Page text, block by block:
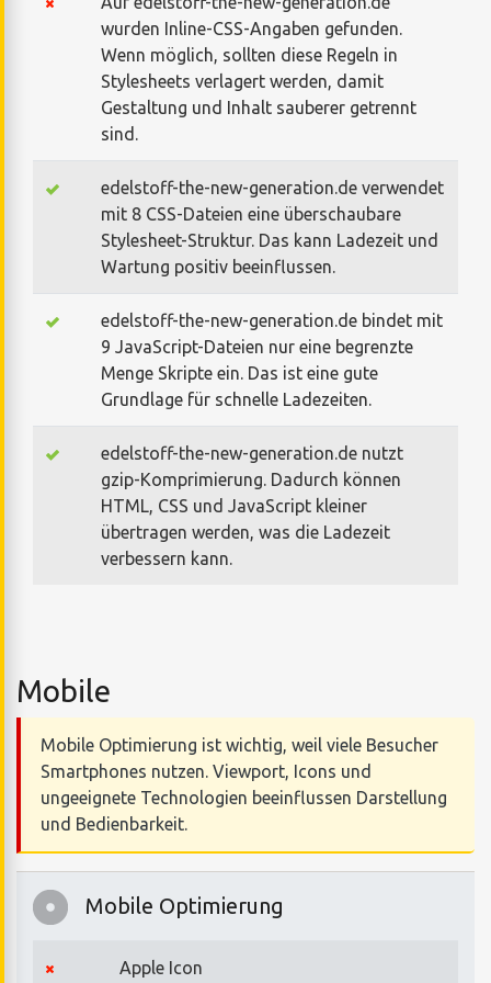
wurden Inline-CSS-Angaben gefunden.
Wenn möglich, sollten diese Regeln in
Stylesheets verlagert werden, damit
Gestaltung und Inhalt sauberer getrennt
sind.
edelstoff-the-new-generation.de verwendet
mit 8 CSS-Dateien eine überschaubare
Stylesheet-Struktur. Das kann Ladezeit und
Wartung positiv beeinflussen.
edelstoff-the-new-generation.de bindet mit
9 JavaScript-Dateien nur eine begrenzte
Menge Skripte ein. Das ist eine gute
Grundlage für schnelle Ladezeiten.
edelstoff-the-new-generation.de nutzt
gzip-Komprimierung. Dadurch können
HTML, CSS und JavaScript kleiner
übertragen werden, was die Ladezeit
verbessern kann.
Mobile
Mobile Optimierung ist wichtig, weil viele Besucher
Smartphones nutzen. Viewport, Icons und
ungeeignete Technologien beeinflussen Darstellung
und Bedienbarkeit.
Mobile Optimierung
Apple Icon